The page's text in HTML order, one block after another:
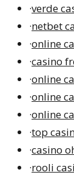
·verde
·netbet
·online
·casino
·online
·online
·online
·top
·casino
·rooli